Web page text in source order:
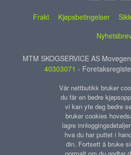
Frakt Kjøpsbetingelser
MTM SKOGSERVICE AS
40303071 -
Vår nettbutikk bruker
du får en bedre
vi kan yte deg bedre
bruker cookies
lagre
hva du har puttet i
din. Fortsett å bruke
normalt om du godtar